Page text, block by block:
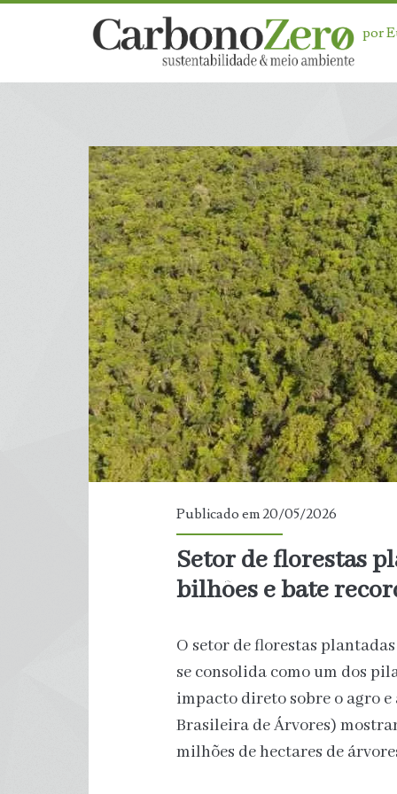
por
<span>20
de
maio
de
2026</span>
Publicado em 20/05/2026
Setor de florestas
bilhões e bate
O setor de florestas
se consolida como um dos
impacto direto sobre o agro
Brasileira de Árvores)
milhões de hectares de